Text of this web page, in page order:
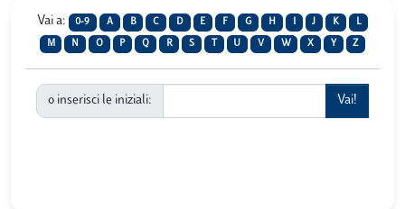
Vai a: 0-9 A B C D E F G H J K L
M N O P Q R S U V W X Y Z
o inserisci le iniziali: